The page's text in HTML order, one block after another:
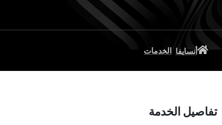
أنسايفا الخدمات
تفاصيل الخدمة